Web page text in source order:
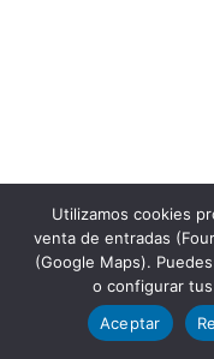
Utilizamos cookies
venta de entradas
(Google Maps).
o configurar
Aceptar